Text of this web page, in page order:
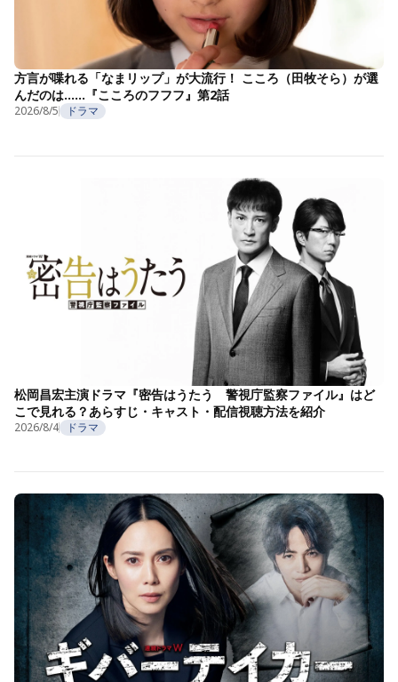
方言が喋れる「なまリップ」が大流行！ こころ（田牧そら）が選
んだのは……『こころのフフフ』第2話
2026/8/5 ドラマ
松岡昌宏主演ドラマ『密告はうたう 警視庁監察ファイル』はど
こで見れる？あらすじ・キャスト・配信視聴方法を紹介
2026/8/4 ドラマ